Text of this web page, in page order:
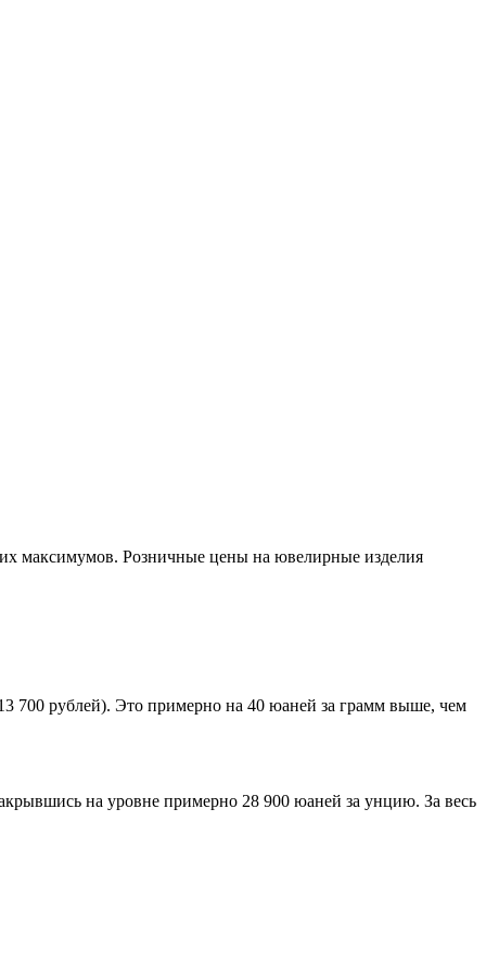
максимумов. Розничные цены на ювелирные изделия
700 рублей). Это примерно на 40 юаней за грамм выше, чем
на уровне примерно 28 900 юаней за унцию. За весь